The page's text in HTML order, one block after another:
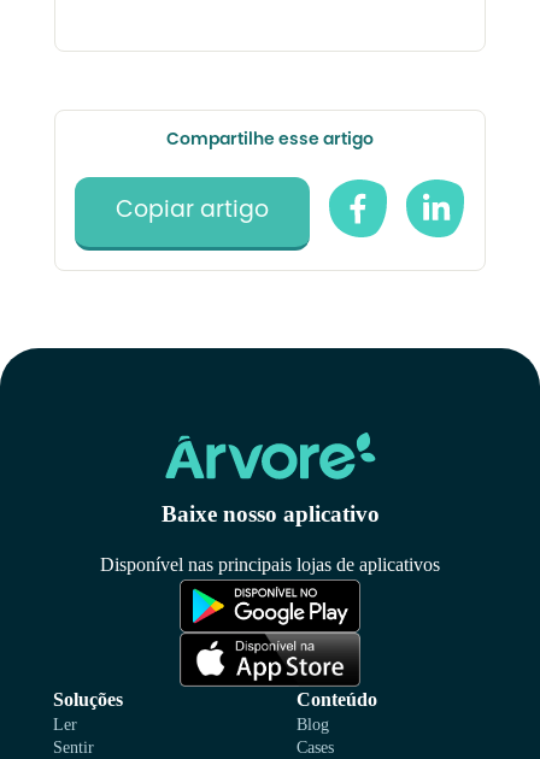
Compartilhe esse artigo
Copiar artigo
Baixe nosso aplicativo
Disponível nas principais lojas de aplicativos
Soluções
Ler
Sentir
Conteúdo
Blog
Cases